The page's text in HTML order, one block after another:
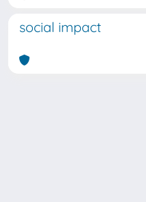
social impact